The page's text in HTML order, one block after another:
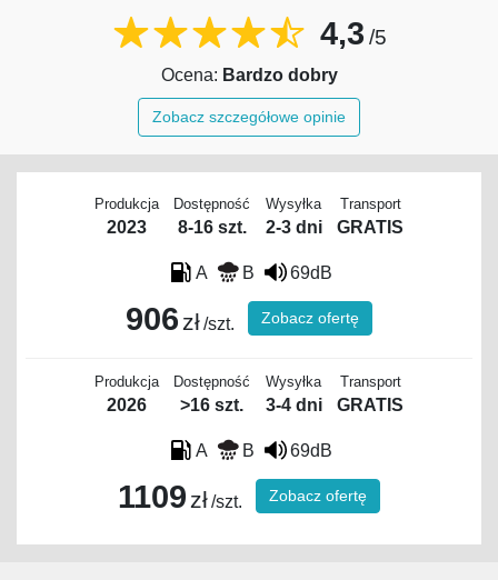
4,3 /5
Ocena: Bardzo dobry
Zobacz szczegółowe opinie
Produkcja
2023
Dostępność
8-16 szt.
Wysyłka
2-3 dni
Transport
GRATIS
A B 69dB
906 zł/szt. Zobacz ofertę
Produkcja
2026
Dostępność
>16 szt.
Wysyłka
3-4 dni
Transport
GRATIS
A B 69dB
1109 zł/szt. Zobacz ofertę